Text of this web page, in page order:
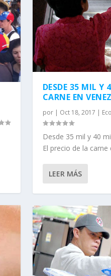
DESDE 35 MIL Y
CARNE EN
por | Oct 18, 2017 |
Desde 35 mil y 40
El precio de la carne
LEER MÁS